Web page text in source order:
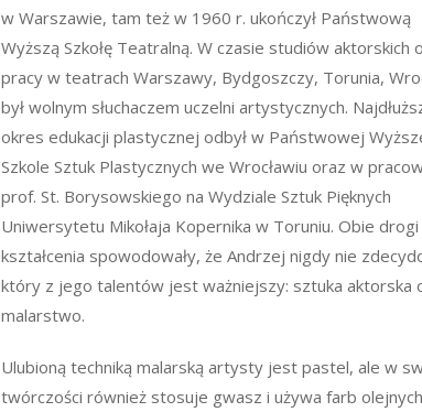
w Warszawie, tam też w 1960 r. ukończył Państwową
Wyższą Szkołę Teatralną. W czasie studiów aktorskich
pracy w teatrach Warszawy, Bydgoszczy, Torunia,
był wolnym słuchaczem uczelni artystycznych.
okres edukacji plastycznej odbył w Państwowej
Szkole Sztuk Plastycznych we Wrocławiu oraz w
prof. St. Borysowskiego na Wydziale Sztuk Pięknych
Uniwersytetu Mikołaja Kopernika w Toruniu. Obie drogi
kształcenia spowodowały, że Andrzej nigdy nie
który z jego talentów jest ważniejszy: sztuka aktorska
malarstwo.
Ulubioną techniką malarską artysty jest pastel, ale w
twórczości również stosuje gwasz i używa farb